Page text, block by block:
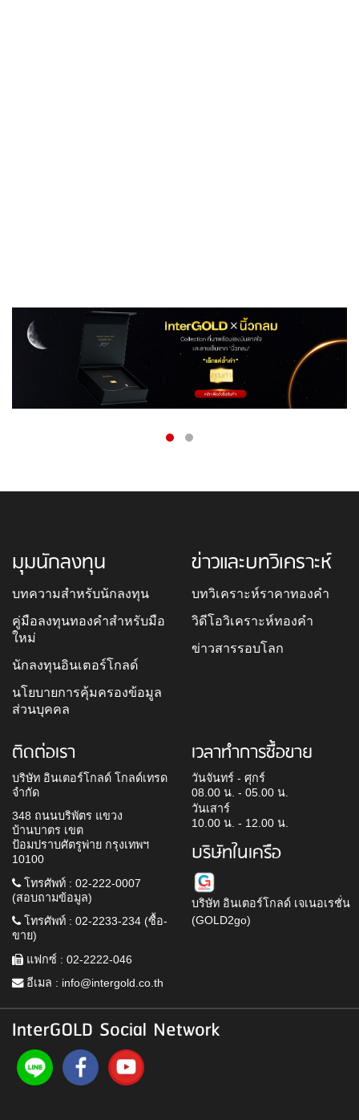
มุมนักลงทุน
บทความสำหรับนักลงทุน
คู่มือลงทุนทองคำสำหรับมือ
ใหม่
นักลงทุนอินเตอร์โกลด์
นโยบายการคุ้มครองข้อมูล
ส่วนบุคคล
ข่าวและบทวิเคราะห์
บทวิเคราะห์ราคาทองคำ
วิดีโอวิเคราะห์ทองคำ
ข่าวสารรอบโลก
ติดต่อเรา
บริษัท อินเตอร์โกลด์ โกลด์เทรด
จำกัด
348 ถนนบริพัตร แขวง
บ้านบาตร เขต
ป้อมปราบศัตรูพ่าย กรุงเทพฯ
10100
โทรศัพท์ : 02-222-0007
(สอบถามข้อมูล)
โทรศัพท์ : 02-2233-234 (ซื้อ-
ขาย)
แฟกซ์ : 02-2222-046
อีเมล : info@intergold.co.th
เวลาทำการซื้อขาย
วันจันทร์ - ศุกร์
08.00 น. - 05.00 น.
วันเสาร์
10.00 น. - 12.00 น.
บริษัทในเครือ
บริษัท อินเตอร์โกลด์ เจเนอเรชั่น
(GOLD2go)
InterGOLD Social Network